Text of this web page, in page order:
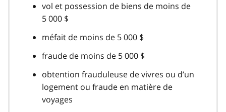
vol et possession de biens de moins de
5 000 $
méfait de moins de 5 000 $
fraude de moins de 5 000 $
obtention frauduleuse de vivres ou d’un
logement ou fraude en matière de
voyages